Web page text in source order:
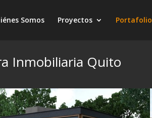
Somos Proyectos Portafolio
Inmobiliaria Quito